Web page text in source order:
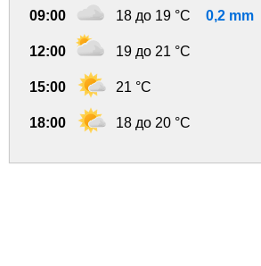
09:00 18 до 19 °C 0,2 mm
12:00 19 до 21 °C
15:00 21 °C
18:00 18 до 20 °C